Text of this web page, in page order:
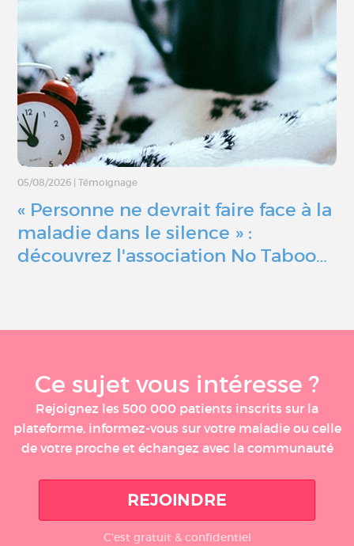
05/08/2026 Témoignage
« Personne ne devrait faire face à la
maladie dans le silence » :
découvrez l'association No Taboo…
Ce sujet vous intéresse ?
Rejoignez les 500 000 patients inscrits sur la
plateforme, informez-vous sur votre maladie ou celle
de votre proche et échangez avec la communauté
REJOINDRE
C'est gratuit & confidentiel